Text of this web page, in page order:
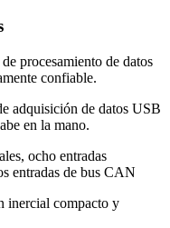
procesamiento de datos
confiable.
adquisición de datos USB
en la mano.
ocho entradas
entradas de bus CAN
inercial compacto y